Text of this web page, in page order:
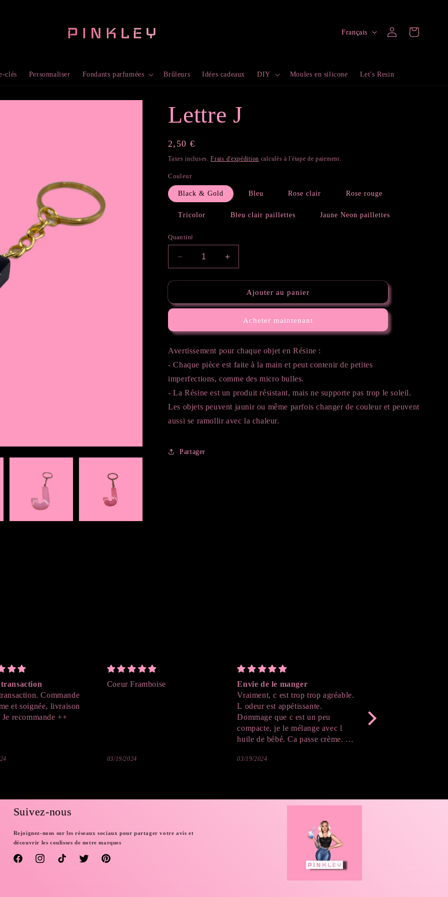
clés Personnaliser Fondants parfumées Brûleurs Idées cadeaux DIY Moules en silicone Let's Resin
L
Français Connexion Panier
Lettre J
Prix
habituel
2,50 €
Taxes incluses.Frais d'expédition calculés à l'étape de paiement.
Couleur
Black & Gold Bleu Rose clair Rose rouge
Tricolor Bleu clair paillettes Jaune Neon paillettes
Quantité
Réduire
la
quantité
Lettre
Augmenter
la
quantité
Lettre
Ajouter au panier
Acheter maintenant
Avertissement pour chaque objet en Résine :
- Chaque pièce est faite à la main et peut contenir de petites
imperfections, comme des micro bulles.
- La Résine est un produit résistant, mais ne supporte pas trop le soleil.
Les objets peuvent jaunir ou même parfois changer de couleur et peuvent
aussi se ramollir avec la chaleur.
Partager
Commande
et soignée, livraison
recommande ++
Coeur Framboise
03/19/2024
Envie de le manger
Vraiment, c est trop trop agréable.
L odeur est appétissante.
Dommage que c est un peu
compacte, je le mélange avec l
huile de bébé. Ca passe crème. Je
même la couleur donne envie de
03/19/2024
après démoulage ,
Merci beaucoup !
Suivez-nous
Rejoignez-nous sur les réseaux sociaux pour partager votre avis et
découvrir les coulisses de notre marques
FacebookInstagramTikTok Twitter Pinterest